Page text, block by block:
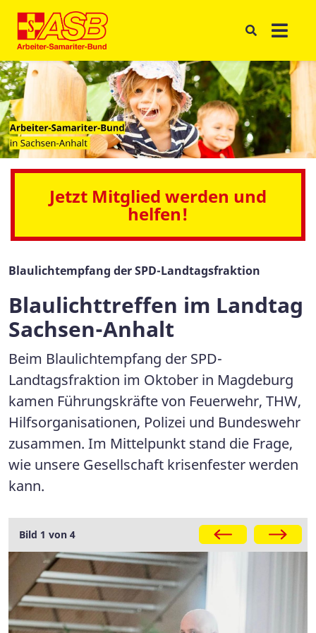
Jetzt Mitglied werden und
helfen!
Blaulichtempfang der SPD-Landtagsfraktion
Blaulichttreffen im Landtag
Sachsen-Anhalt
Beim Blaulichtempfang der SPD-
Landtagsfraktion im Oktober in Magdeburg
kamen Führungskräfte von Feuerwehr, THW,
Hilfsorganisationen, Polizei und Bundeswehr
zusammen. Im Mittelpunkt stand die Frage,
wie unsere Gesellschaft krisenfester werden
kann.
Galerie
Bild 1 von 4